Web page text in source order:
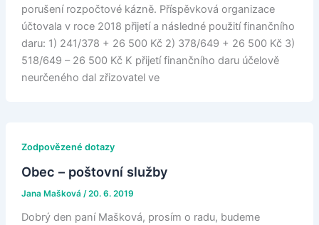
porušení rozpočtové kázně. Příspěvková organizace
účtovala v roce 2018 přijetí a následné použití finančního
daru: 1) 241/378 + 26 500 Kč 2) 378/649 + 26 500 Kč 3)
518/649 – 26 500 Kč K přijetí finančního daru účelově
neurčeného dal zřizovatel ve
Zodpovězené dotazy
Obec – poštovní služby
Jana Mašková /20. 6. 2019
Dobrý den paní Mašková, prosím o radu, budeme